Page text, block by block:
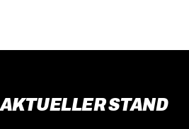
AKTUELLER STAND